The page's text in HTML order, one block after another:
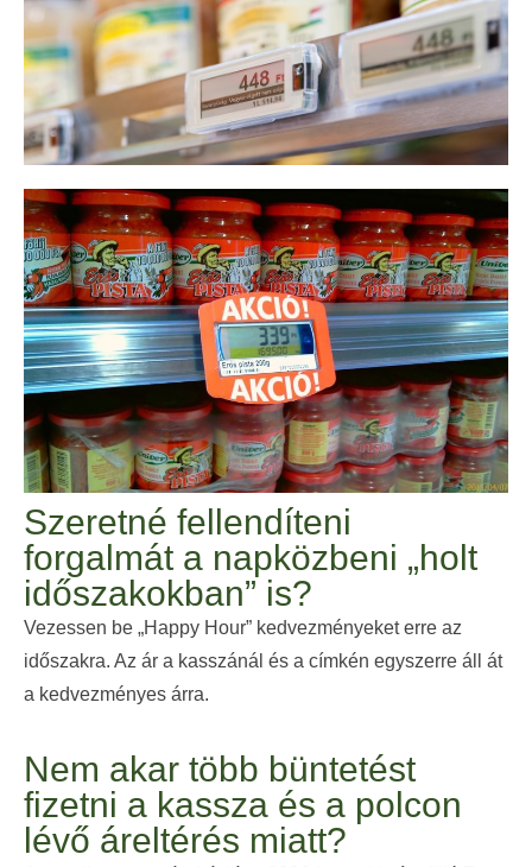
Szeretné fellendíteni
forgalmát a napközbeni „holt
időszakokban” is?
Vezessen be „Happy Hour” kedvezményeket erre az
időszakra. Az ár a kasszánál és a címkén egyszerre áll át
a kedvezményes árra.
Nem akar több büntetést
fizetni a kassza és a polcon
lévő áreltérés miatt?